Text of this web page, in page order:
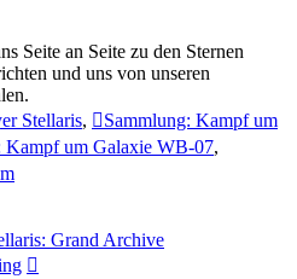
Seite an Seite zu den Sternen
und uns von unseren
Stellaris,
Sammlung: Kampf um
Kampf um Galaxie WB-07,
Grand Archive